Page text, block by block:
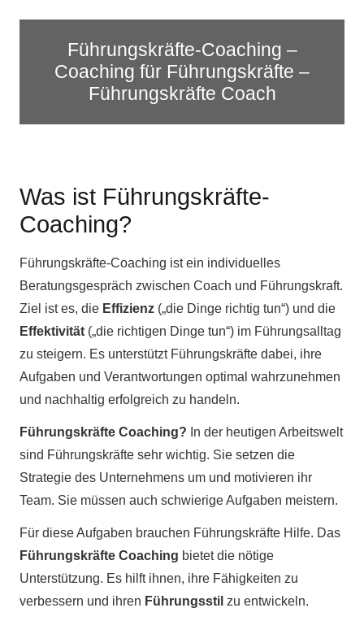
Führungskräfte-Coaching –
Coaching für Führungskräfte –
Führungskräfte Coach
Was ist Führungskräfte-
Coaching?
Führungskräfte-Coaching ist ein individuelles
Beratungsgespräch zwischen Coach und Führungskraft.
Ziel ist es, die Effizienz („die Dinge richtig tun“) und die
Effektivität („die richtigen Dinge tun“) im Führungsalltag
zu steigern. Es unterstützt Führungskräfte dabei, ihre
Aufgaben und Verantwortungen optimal wahrzunehmen
und nachhaltig erfolgreich zu handeln.
Führungskräfte Coaching? In der heutigen Arbeitswelt
sind Führungskräfte sehr wichtig. Sie setzen die
Strategie des Unternehmens um und motivieren ihr
Team. Sie müssen auch schwierige Aufgaben meistern.
Für diese Aufgaben brauchen Führungskräfte Hilfe. Das
Führungskräfte Coaching bietet die nötige
Unterstützung. Es hilft ihnen, ihre Fähigkeiten zu
verbessern und ihren Führungsstil zu entwickeln.